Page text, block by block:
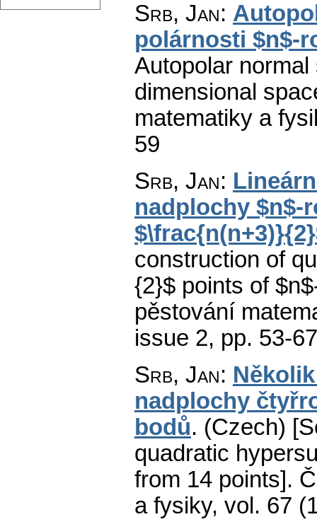
Srb, Jan:
polárnosti $n$-
Autopolar
dimensional
matematiky a
59
Srb, Jan:
nadplochy $n$-
construction of
{2}$ points of
pěstování
issue 2, pp. 53-67
Srb, Jan:
nadplochy
bodů. (Czech)
quadratic
from 14 points].
a fysiky, vol. 67